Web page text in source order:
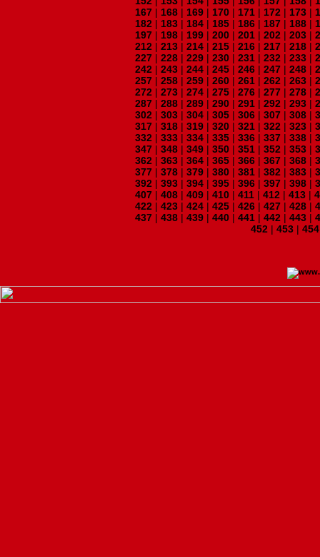
167 | 168 | 169 | 170 | 171 | 172 | 173 |
182 | 183 | 184 | 185 | 186 | 187 | 188 |
197 | 198 | 199 |200 |201 |202 |203 |
212 | 213 | 214 | 215 | 216 | 217 | 218 |
227 | 228 | 229 | 230 | 231 | 232 | 233 |
242 | 243 | 244 | 245 | 246 | 247 | 248 |
257 | 258 | 259 | 260 | 261 | 262 | 263 |
272 | 273 | 274 | 275 | 276 | 277 | 278 |
287 | 288 | 289 | 290 | 291 | 292 | 293 |
302 |303 |304 |305 |306 |307 |308 |
317 | 318 | 319 | 320 | 321 | 322 | 323 |
332 | 333 | 334 | 335 | 336 | 337 | 338 |
347 | 348 | 349 | 350 | 351 | 352 | 353 |
362 | 363 | 364 | 365 | 366 | 367 | 368 |
377 | 378 | 379 | 380 | 381 | 382 | 383 |
392 | 393 | 394 | 395 | 396 | 397 | 398 |
407 |408 |409 |410 |411 |412 |413 |
422 | 423 | 424 | 425 | 426 | 427 | 428 |
437 | 438 | 439 | 440 | 441 | 442 | 443 |
452 | 453 | 454